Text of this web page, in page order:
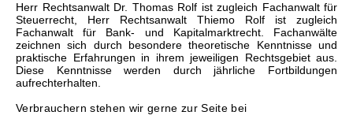
Herr Rechtsanwalt Dr. Thomas Rolf ist zugleich Fachanwalt für
Steuerrecht, Herr Rechtsanwalt Thiemo Rolf ist zugleich
Fachanwalt für Bank- und Kapitalmarktrecht. Fachanwälte
zeichnen sich durch besondere theoretische Kenntnisse und
praktische Erfahrungen in ihrem jeweiligen Rechtsgebiet aus.
Diese Kenntnisse werden durch jährliche Fortbildungen
aufrechterhalten.
Verbrauchern stehen wir gerne zur Seite bei